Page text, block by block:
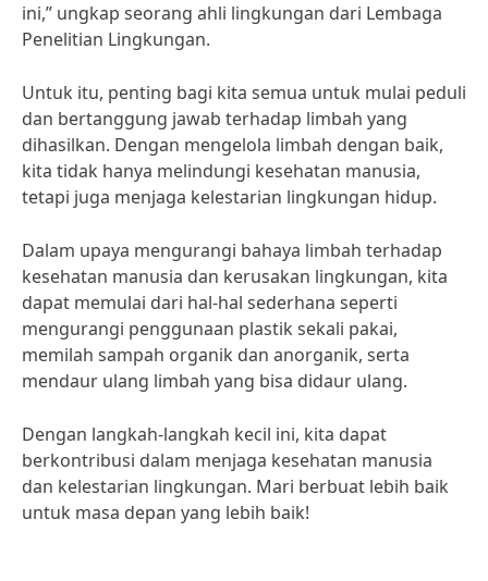
ini,” ungkap seorang ahli lingkungan dari Lembaga
Penelitian Lingkungan.
Untuk itu, penting bagi kita semua untuk mulai peduli
dan bertanggung jawab terhadap limbah yang
dihasilkan. Dengan mengelola limbah dengan baik,
kita tidak hanya melindungi kesehatan manusia,
tetapi juga menjaga kelestarian lingkungan hidup.
Dalam upaya mengurangi bahaya limbah terhadap
kesehatan manusia dan kerusakan lingkungan, kita
dapat memulai dari hal-hal sederhana seperti
mengurangi penggunaan plastik sekali pakai,
memilah sampah organik dan anorganik, serta
mendaur ulang limbah yang bisa didaur ulang.
Dengan langkah-langkah kecil ini, kita dapat
berkontribusi dalam menjaga kesehatan manusia
dan kelestarian lingkungan. Mari berbuat lebih baik
untuk masa depan yang lebih baik!